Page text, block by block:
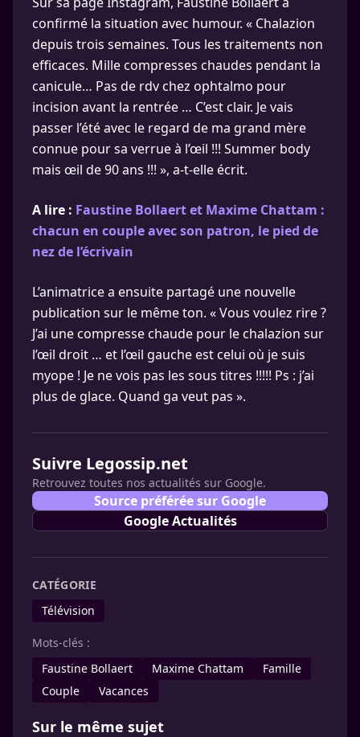
confirmé la situation avec humour. « Chalazion
depuis trois semaines. Tous les traitements non
efficaces. Mille compresses chaudes pendant la
canicule… Pas de rdv chez ophtalmo pour
incision avant la rentrée … C’est clair. Je vais
passer l’été avec le regard de ma grand mère
connue pour sa verrue à l’œil !!! Summer body
mais œil de 90 ans !!! », a-t-elle écrit.
A lire : Faustine Bollaert et Maxime Chattam :
chacun en couple avec son patron, le pied de
nez de l’écrivain
L’animatrice a ensuite partagé une nouvelle
publication sur le même ton. « Vous voulez rire ?
J’ai une compresse chaude pour le chalazion sur
l’œil droit … et l’œil gauche est celui où je suis
myope ! Je ne vois pas les sous titres !!!!! Ps : j’ai
plus de glace. Quand ga veut pas ».
Suivre Legossip.net
Retrouvez toutes nos actualités sur Google.
Source préférée sur Google
Google Actualités
CATÉGORIE
Télévision
Mots-clés :
Faustine Bollaert
Maxime Chattam
Famille
Couple
Vacances
Sur le même sujet